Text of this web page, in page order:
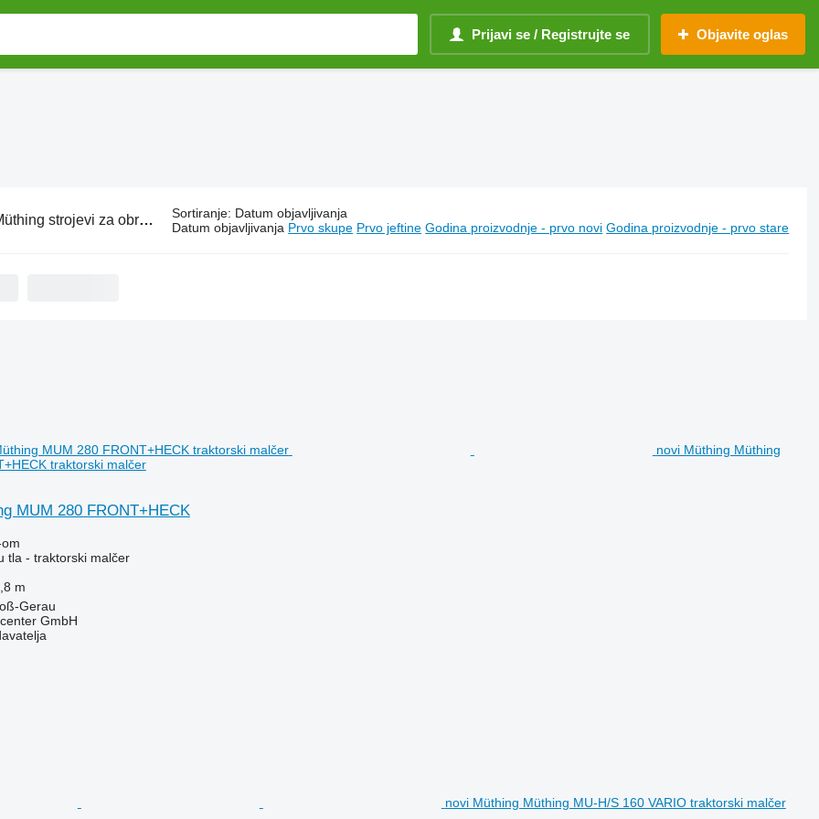
Prijavi se / Registrujte se Objavite oglas
strojevi za obradu tla Sortiranje: Datum objavljivanja
Datum objavljivanja Prvo skupe Prvo jeftine Godina proizvodnje - prvo novi Godina proizvodnje - prvo stare
novi Müthing Müthing
traktorski malčer
MUM 280 FRONT+HECK
tla - traktorski malčer
m
Gerau
GmbH
novi Müthing Müthing MU-H/S 160 VARIO traktorski malčer